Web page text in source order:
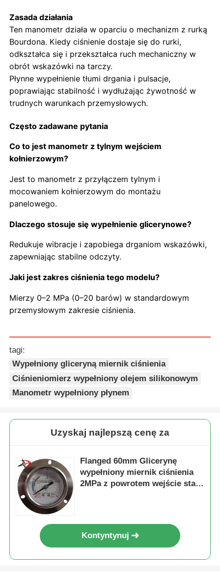
Zasada działania
Ten manometr działa w oparciu o mechanizm z rurką
Bourdona. Kiedy ciśnienie dostaje się do rurki,
odkształca się i przekształca ruch mechaniczny w
obrót wskazówki na tarczy.
Płynne wypełnienie tłumi drgania i pulsacje,
poprawiając stabilność i wydłużając żywotność w
trudnych warunkach przemysłowych.
Często zadawane pytania
Co to jest manometr z tylnym wejściem
kołnierzowym?
Jest to manometr z przyłączem tylnym i
mocowaniem kołnierzowym do montażu
panelowego.
Dlaczego stosuje się wypełnienie glicerynowe?
Redukuje wibracje i zapobiega drganiom wskazówki,
zapewniając stabilne odczyty.
Jaki jest zakres ciśnienia tego modelu?
Mierzy 0–2 MPa (0–20 barów) w standardowym
przemysłowym zakresie ciśnienia.
tagi:
Wypełniony gliceryną miernik ciśnienia
Ciśnieniomierz wypełniony olejem silikonowym
Manometr wypełniony płynem
Uzyskaj najlepszą cenę za
Flanged 60mm Glicerynę
wypełniony miernik ciśnienia
2MPa z powrotem wejście stali
Kontyntynuj